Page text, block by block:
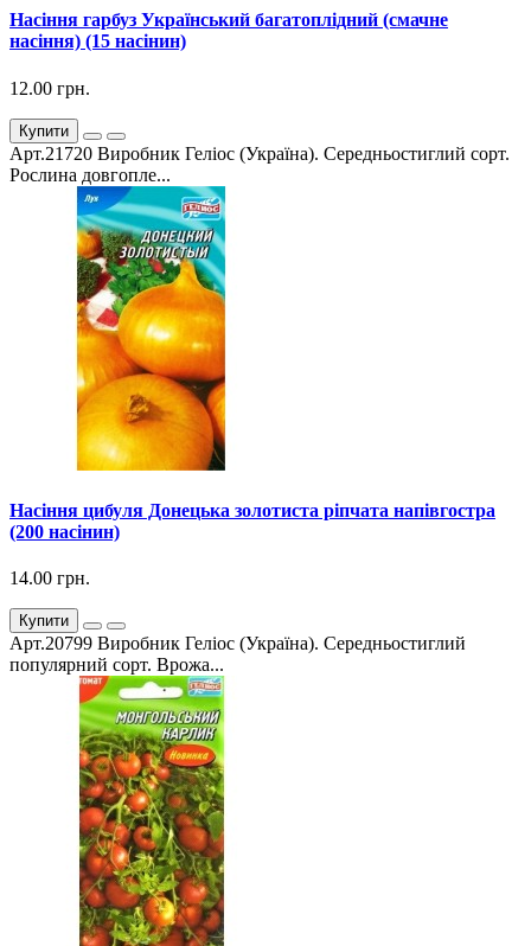
Насіння гарбуз Український багатоплідний (смачне
насіння) (15 насінин)
12.00 грн.
Купити
Арт.21720 Виробник Геліос (Україна). Середньостиглий сорт.
Рослина довгопле...
Насіння цибуля Донецька золотиста ріпчата напівгостра
(200 насінин)
14.00 грн.
Купити
Арт.20799 Виробник Геліос (Україна). Середньостиглий
популярний сорт. Врожа...